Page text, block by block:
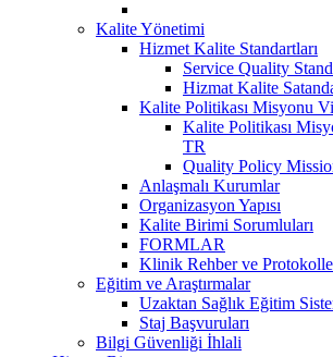
Kalite Yönetimi
Hizmet Kalite Standartları
Service Quality
Hizmat Kalite
Kalite Politikası Misyonu
Kalite Politikası
TR
Quality Policy
Anlaşmalı Kurumlar
Organizasyon Yapısı
Kalite Birimi Sorumluları
FORMLAR
Klinik Rehber ve
Eğitim ve Araştırmalar
Uzaktan Sağlık Eğitim
Staj Başvuruları
Bilgi Güvenliği İhlali